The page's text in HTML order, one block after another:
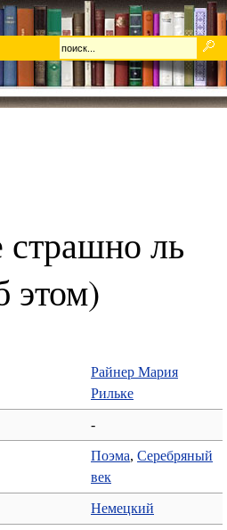
ль
этом)
Райнер Мария
Рильке
-
Поэма, Серебряный
век
Немецкий